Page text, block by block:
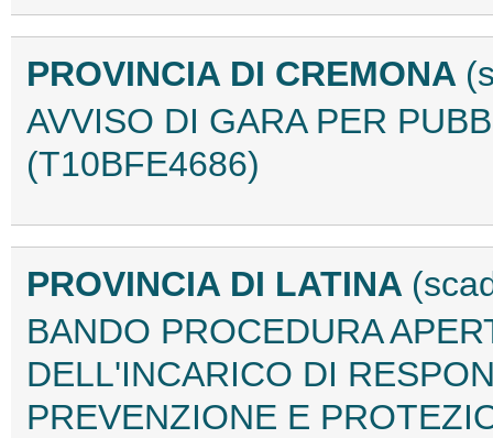
PROVINCIA DI CREMONA
AVVISO DI GARA PER
(T10BFE4686)
PROVINCIA DI LATINA
BANDO PROCEDURA
DELL'INCARICO DI
PREVENZIONE E